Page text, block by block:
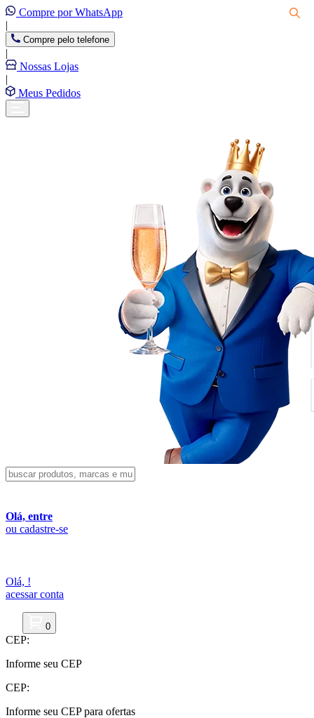
Compre por WhatsApp
|
Compre pelo telefone
|
Nossas Lojas
|
Meus Pedidos
Olá, entre
ou cadastre-se
Olá, !
acessar conta
0
CEP:
Informe seu CEP
CEP:
Informe seu CEP para ofertas